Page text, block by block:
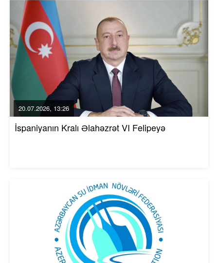
20.07.2026, 13:26
İspaniyanın Kralı Əlahəzrət VI Felipeyə